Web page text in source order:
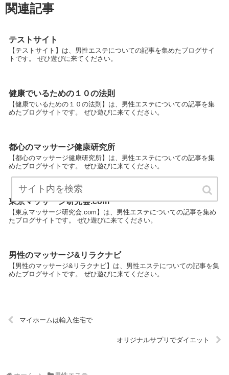
関連記事
テストサイト
【テストサイト】は、男性エステについての記事を集めたブログサイ
トです。 ぜひ遊びに来てください。
健康でいるための１０の法則
【健康でいるための１０の法則】は、男性エステについての記事を集
めたブログサイトです。 ぜひ遊びに来てください。
都心のマッサージ健康研究所
【都心のマッサージ健康研究所】は、男性エステについての記事を集
めたブログサイトです。 ぜひ遊びに来てください。
東京マッサージ研究会.com
【東京マッサージ研究会.com】は、男性エステについての記事を集め
たブログサイトです。 ぜひ遊びに来てください。
男性のマッサージ&リラクナビ
【男性のマッサージ&リラクナビ】は、男性エステについての記事を集
めたブログサイトです。 ぜひ遊びに来てください。
マイホームは輸入住宅で
オリジナルサプリでダイエット